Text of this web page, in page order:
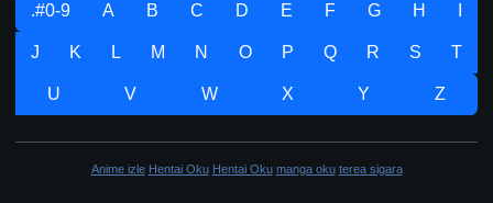
.#0-9 A B C D E F G H
J K L M N O P Q R S T
U V W X Y Z
Anime izle Hentai Oku Hentai Oku manga oku terea sigara